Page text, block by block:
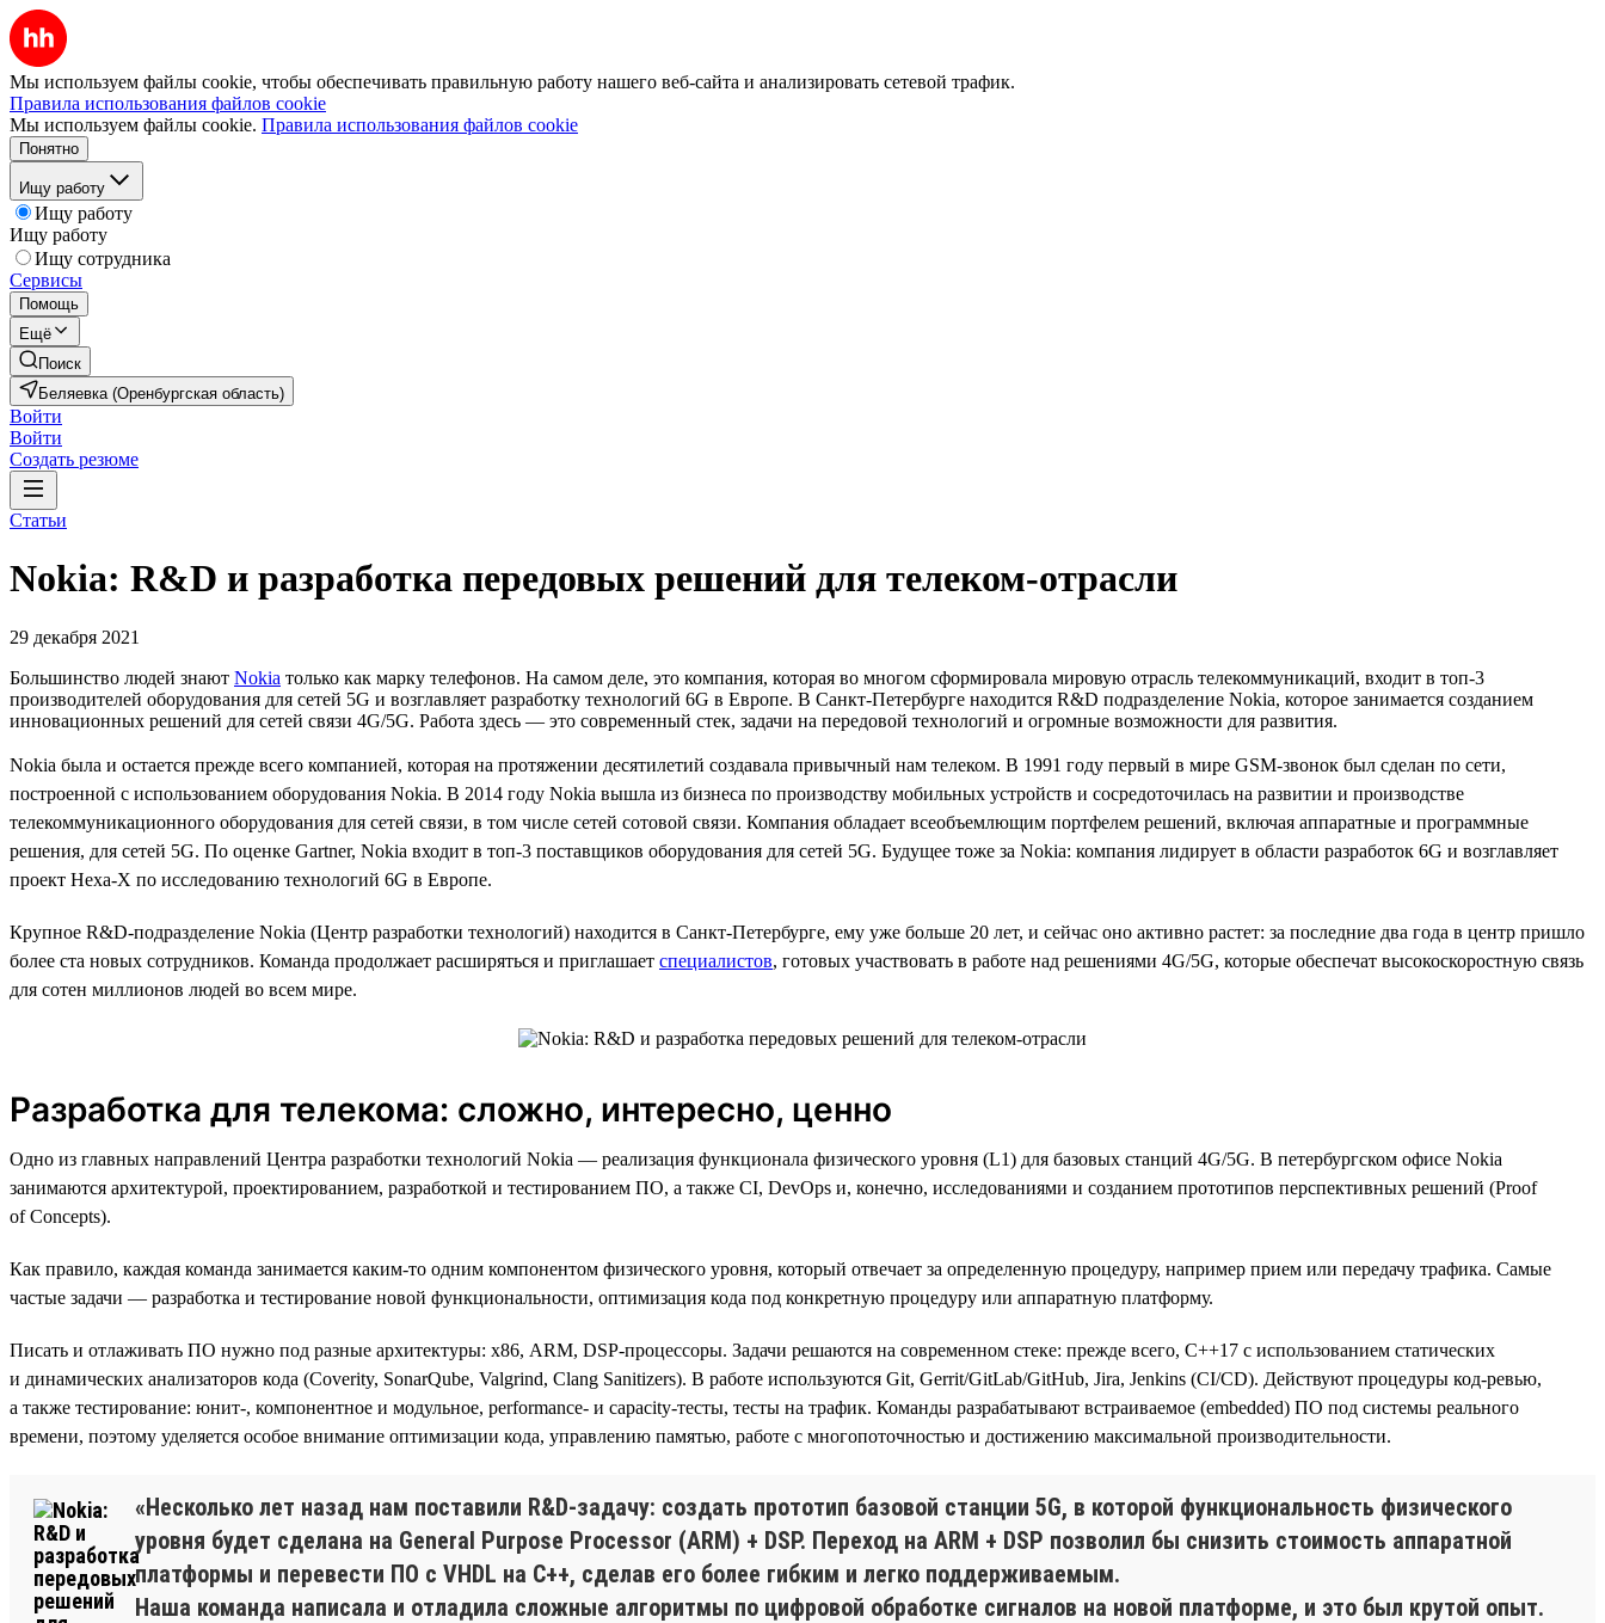
Мы используем файлы cookie, чтобы обеспечивать правильную работу нашего веб-сайта и анализировать сетевой трафик.
Правила использования файлов cookie
Мы используем файлы cookie. Правила использования файлов cookie
Понятно
Ищу работу
Ищу работу
Ищу работу
Ищу сотрудника
Сервисы
Помощь
Ещё
Поиск
Беляевка (Оренбургская область)
Войти
Войти
Создать резюме
Статьи
Nokia: R&D и разработка передовых решений для телеком-отрасли
29 декабря 2021
Большинство людей знают Nokia только как марку телефонов. На самом деле, это компания, которая во многом сформировала мировую отрасль телекоммуникаций, входит в топ-3
производителей оборудования для сетей 5G и возглавляет разработку технологий 6G в Европе. В Санкт-Петербурге находится R&D подразделение Nokia, которое занимается созданием
инновационных решений для сетей связи 4G/5G. Работа здесь — это современный стек, задачи на передовой технологий и огромные возможности для развития.
Nokia была и остается прежде всего компанией, которая на протяжении десятилетий создавала привычный нам телеком. В 1991 году первый в мире GSM-звонок был сделан по сети,
построенной с использованием оборудования Nokia. В 2014 году Nokia вышла из бизнеса по производству мобильных устройств и сосредоточилась на развитии и производстве
телекоммуникационного оборудования для сетей связи, в том числе сетей сотовой связи. Компания обладает всеобъемлющим портфелем решений, включая аппаратные и программные
решения, для сетей 5G. По оценке Gartner, Nokia входит в топ-3 поставщиков оборудования для сетей 5G. Будущее тоже за Nokia: компания лидирует в области разработок 6G и возглавляет
проект Hexa-X по исследованию технологий 6G в Европе.
Крупное R&D-подразделение Nokia (Центр разработки технологий) находится в Санкт-Петербурге, ему уже больше 20 лет, и сейчас оно активно растет: за последние два года в центр пришло
более ста новых сотрудников. Команда продолжает расширяться и приглашает специалистов, готовых участвовать в работе над решениями 4G/5G, которые обеспечат высокоскоростную связь
для сотен миллионов людей во всем мире.
Разработка для телекома: сложно, интересно, ценно
Одно из главных направлений Центра разработки технологий Nokia — реализация функционала физического уровня (L1) для базовых станций 4G/5G. В петербургском офисе Nokia
занимаются архитектурой, проектированием, разработкой и тестированием ПО, а также CI, DevOps и, конечно, исследованиями и созданием прототипов перспективных решений (Proof
of Concepts).
Как правило, каждая команда занимается каким-то одним компонентом физического уровня, который отвечает за определенную процедуру, например прием или передачу трафика. Самые
частые задачи — разработка и тестирование новой функциональности, оптимизация кода под конкретную процедуру или аппаратную платформу.
Писать и отлаживать ПО нужно под разные архитектуры: х86, ARM, DSP-процессоры. Задачи решаются на современном стеке: прежде всего, С++17 с использованием статических
и динамических анализаторов кода (Coverity, SonarQube, Valgrind, Clang Sanitizers). В работе используются Git, Gerrit/GitLab/GitHub, Jira, Jenkins (CI/CD). Действуют процедуры код-ревью,
а также тестирование: юнит-, компонентное и модульное, performance- и capacity-тесты, тесты на трафик. Команды разрабатывают встраиваемое (embedded) ПО под системы реального
времени, поэтому уделяется особое внимание оптимизации кода, управлению памятью, работе с многопоточностью и достижению максимальной производительности.
«Несколько лет назад нам поставили R&D-задачу: создать прототип базовой станции 5G, в которой функциональность физического
уровня будет сделана на General Purpose Processor (ARM) + DSP. Переход на ARM + DSP позволил бы снизить стоимость аппаратной
платформы и перевести ПО с VHDL на C++, сделав его более гибким и легко поддерживаемым.
Наша команда написала и отладила сложные алгоритмы по цифровой обработке сигналов на новой платформе, и это был крутой опыт.